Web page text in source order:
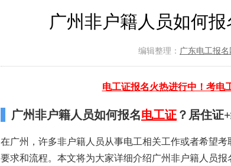
广州非户籍人员如何
编辑整理： 广东电工报名
电工证报名火热进行中！考电
广州非户籍人员如何报名电工证 ？居住证
在广州，许多非户籍人员从事电工相关工作或者希望
要求和流程。本文将为大家详细介绍广州非户籍人员报